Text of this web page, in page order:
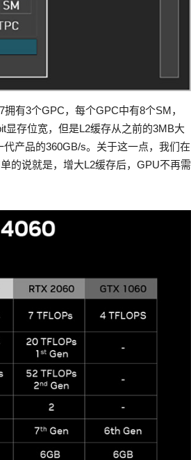
有3个GPC，每个GPC中有8个SM，
显存位宽，但是L2缓存从之前的3MB大
产品的360GB/s。关于这一点，我们在
的说就是，增大L2缓存后，GPU不再需